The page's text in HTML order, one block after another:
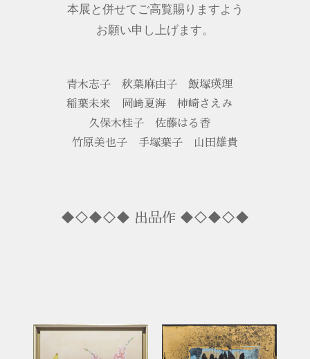
本展と併せてご高覧賜りますよう
お願い申し上げます。
青木志子 秋葉麻由子 飯塚瑛理
稲葉未来 岡﨑夏海 柿崎さえみ
久保木桂子 佐藤はる香
竹原美也子 手塚葉子 山田雄貴
◆◇◆◇◆ 出品作 ◆◇◆◇◆